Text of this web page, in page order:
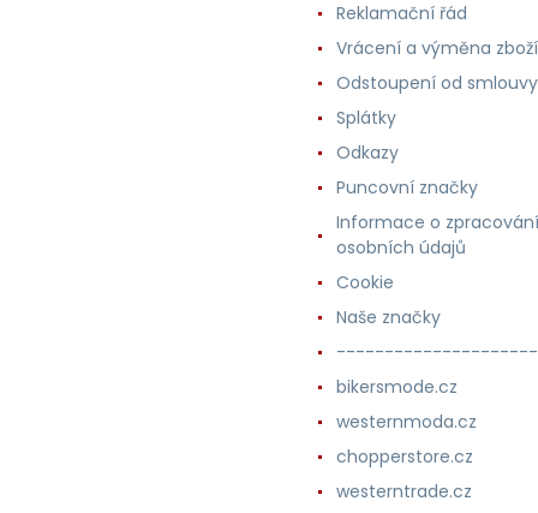
Reklamační řád
Vrácení a výměna zboží
Odstoupení od smlouvy
Splátky
Odkazy
Puncovní značky
Informace o zpracování
osobních údajů
Cookie
Naše značky
bikersmode.cz
westernmoda.cz
chopperstore.cz
westerntrade.cz